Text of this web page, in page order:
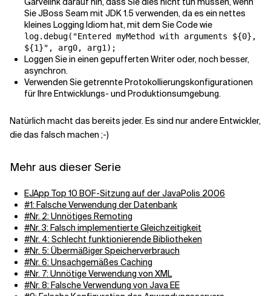
Sie JBoss Seam mit JDK 1.5 verwenden, da es ein nettes
kleines Logging Idiom hat, mit dem Sie Code wie
log.debug("Entered myMethod with arguments ${0},
${1}", arg0, arg1);
Loggen Sie in einen gepufferten Writer oder, noch besser,
asynchron.
Verwenden Sie getrennte Protokollierungskonfigurationen
für Ihre Entwicklungs- und Produktionsumgebung.
Natürlich macht das bereits jeder. Es sind nur andere Entwickler,
die das falsch machen ;-)
Mehr aus dieser Serie
EJApp Top 10 BOF-Sitzung auf der JavaPolis 2006
#1: Falsche Verwendung der Datenbank
#Nr. 2: Unnötiges Remoting
#Nr. 3: Falsch implementierte Gleichzeitigkeit
#Nr. 4: Schlecht funktionierende Bibliotheken
#Nr. 5: Übermäßiger Speicherverbrauch
#Nr. 6: Unsachgemäßes Caching
#Nr. 7: Unnötige Verwendung von XML
#Nr. 8: Falsche Verwendung von Java EE